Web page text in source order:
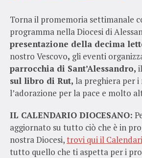
Torna il promemoria settimanale
programma nella Diocesi di
presentazione della decima
nostro Vescovo, gli eventi
parrocchia di Sant’Alessandro,
sul libro di Rut, la preghiera per
l’adorazione per la pace e molto
IL CALENDARIO DIOCESANO:
aggiornato su tutto ciò che è in
nostra Diocesi,trovi qui il
tutto quello che ti aspetta per i